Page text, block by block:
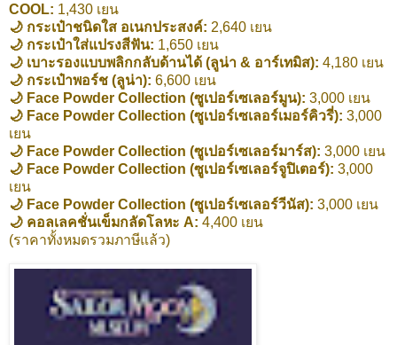
COOL: 1,430 เยน
🌙 กระเป๋าชนิดใส อเนกประสงค์: 2,640 เยน
🌙 กระเป๋าใส่แปรงสีฟัน: 1,650 เยน
🌙 เบาะรองแบบพลิกกลับด้านได้ (ลูน่า & อาร์เทมิส): 4,180 เยน
🌙 กระเป๋าพอร์ช (ลูน่า): 6,600 เยน
🌙 Face Powder Collection (ซูเปอร์เซเลอร์มูน): 3,000 เยน
🌙 Face Powder Collection (ซูเปอร์เซเลอร์เมอร์คิวรี่): 3,000
เยน
🌙 Face Powder Collection (ซูเปอร์เซเลอร์มาร์ส): 3,000 เยน
🌙 Face Powder Collection (ซูเปอร์เซเลอร์จูปิเตอร์): 3,000
เยน
🌙 Face Powder Collection (ซูเปอร์เซเลอร์วีนัส): 3,000 เยน
🌙 คอลเลคชั่นเข็มกลัดโลหะ A: 4,400 เยน
(ราคาทั้งหมดรวมภาษีแล้ว)